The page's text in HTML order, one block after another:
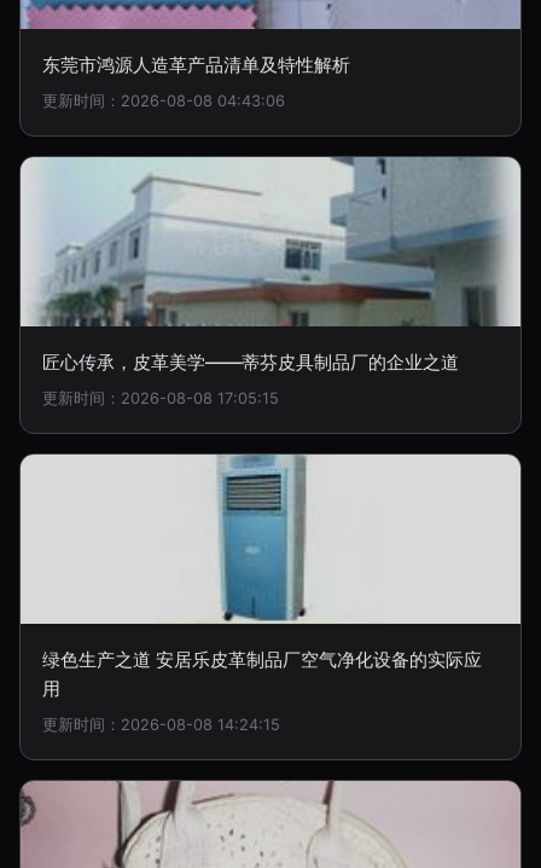
东莞市鸿源人造革产品清单及特性解析
更新时间：2026-08-08 04:43:06
匠心传承，皮革美学——蒂芬皮具制品厂的企业之道
更新时间：2026-08-08 17:05:15
绿色生产之道 安居乐皮革制品厂空气净化设备的实际应
用
更新时间：2026-08-08 14:24:15